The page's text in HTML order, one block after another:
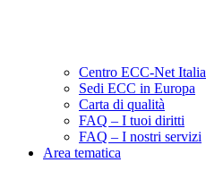
Centro ECC-Net Italia
Sedi ECC in Europa
Carta di qualità
FAQ – I tuoi diritti
FAQ – I nostri servizi
Area tematica